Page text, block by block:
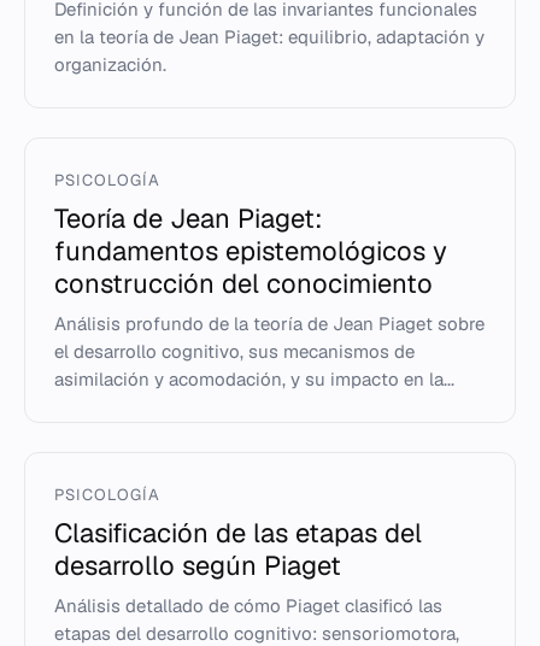
Definición y función de las invariantes funcionales
en la teoría de Jean Piaget: equilibrio, adaptación y
organización.
PSICOLOGÍA
Teoría de Jean Piaget:
fundamentos epistemológicos y
construcción del conocimiento
Análisis profundo de la teoría de Jean Piaget sobre
el desarrollo cognitivo, sus mecanismos de
asimilación y acomodación, y su impacto en la...
PSICOLOGÍA
Clasificación de las etapas del
desarrollo según Piaget
Análisis detallado de cómo Piaget clasificó las
etapas del desarrollo cognitivo: sensoriomotora,